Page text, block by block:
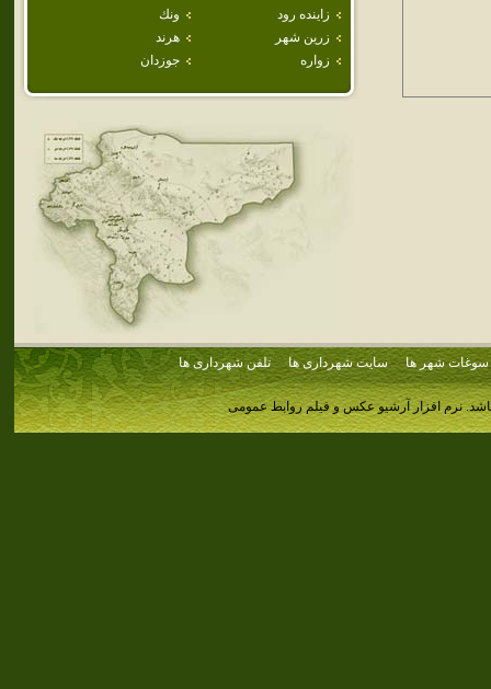
زاينده رود
ونك
زرين شهر
هرند
زواره
جوزدان
سوغات شهر ها سایت شهرداری ها تلفن شهرداری ها
نرم افزار آرشیو عکس و فیلم روابط عمومی